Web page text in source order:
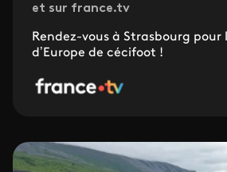
et sur france.tv
Rendez-vous à Strasbourg
d’Europe de cécifoot !